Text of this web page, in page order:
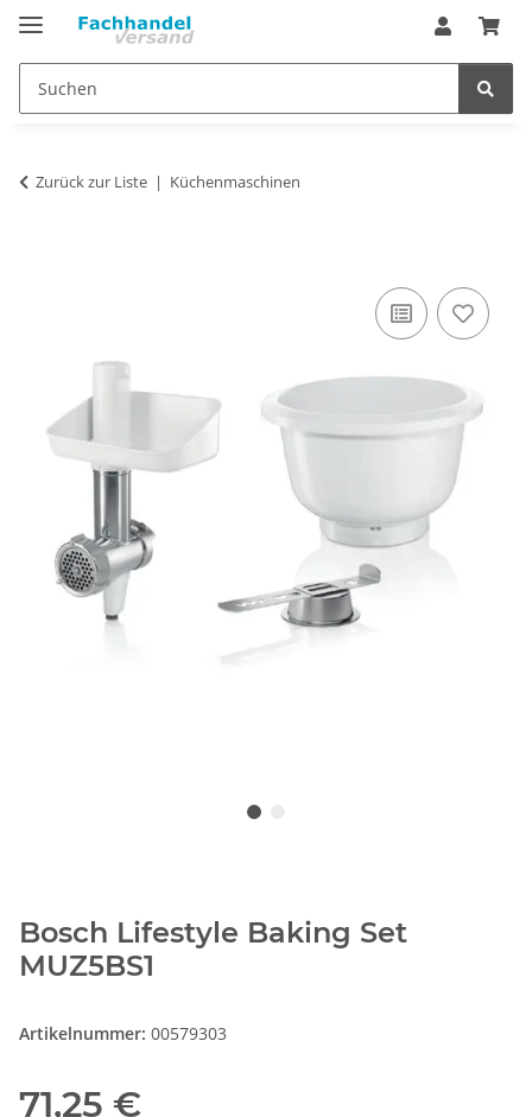
Zurück zur Liste Küchenmaschinen
Bosch Lifestyle Baking Set
MUZ5BS1
Artikelnummer: 00579303
71,25 €